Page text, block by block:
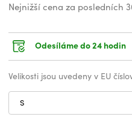
Nejnižší cena za posledních
Odesíláme do 24 hodin
Velikosti jsou uvedeny v EU
S